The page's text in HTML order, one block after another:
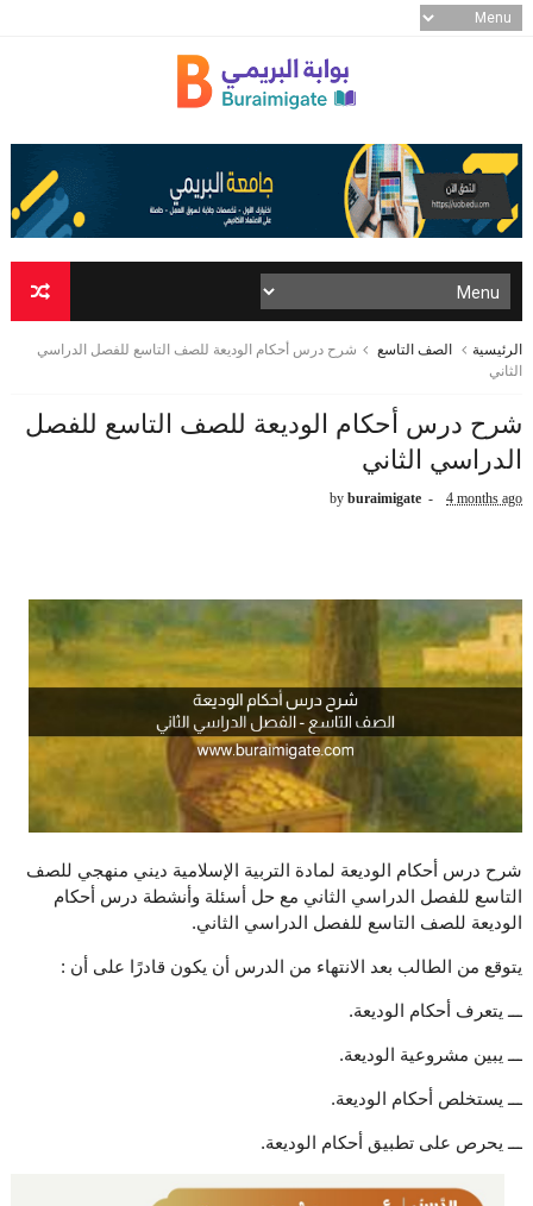
الرئيسية الصف التاسع
شرح درس أحكام الوديعة للصف التاسع للفصل الدراسي
الثاني
شرح درس أحكام الوديعة للصف التاسع للفصل
الدراسي الثاني
byburaimigate 4 months ago
شرح درس أحكام الوديعة لمادة التربية الإسلامية ديني منهجي للصف
التاسع للفصل الدراسي الثاني مع حل أسئلة وأنشطة درس أحكام
الوديعة للصف التاسع للفصل الدراسي الثاني.
يتوقع من الطالب بعد الانتهاء من الدرس أن يكون قادرًا على أن :
ـــ يتعرف أحكام الوديعة.
ـــ يبين مشروعية الوديعة.
ـــ يستخلص أحكام الوديعة.
ـــ يحرص على تطبيق أحكام الوديعة.